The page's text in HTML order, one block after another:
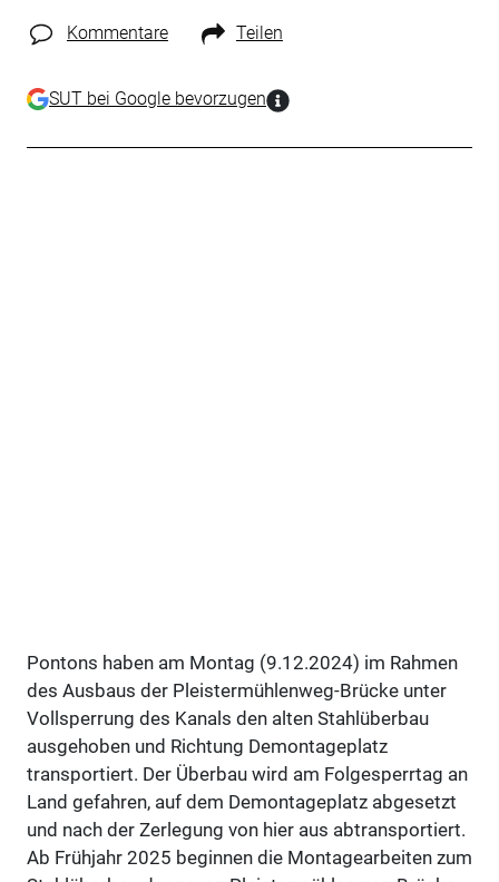
Kommentare Teilen
SUT bei Google bevorzugen
Pontons haben am Montag (9.12.2024) im Rahmen
des Ausbaus der Pleistermühlenweg-Brücke unter
Vollsperrung des Kanals den alten Stahlüberbau
ausgehoben und Richtung Demontageplatz
transportiert. Der Überbau wird am Folgesperrtag an
Land gefahren, auf dem Demontageplatz abgesetzt
und nach der Zerlegung von hier aus abtransportiert.
Ab Frühjahr 2025 beginnen die Montagearbeiten zum